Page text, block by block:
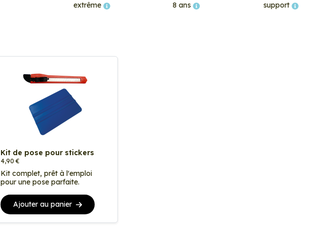
extrême
8 ans
support
Kit de pose pour stickers
4,90 €
Kit complet, prêt à l'emploi
pour une pose parfaite.
Ajouter au panier